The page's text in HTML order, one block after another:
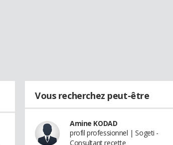
Vous recherchez peut-être
Amine KODAD
profil professionnel | Sogeti -
Consultant recette